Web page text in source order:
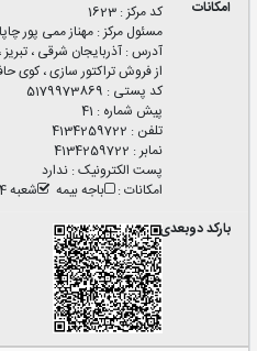
کد مرکز:
1623
مسئول مرکز:مهناز ممی پور
آدرس:آذربایجان شرقی ،
از فروش تراکتور سازی ، کوی
کد پستی :
5179973869
پیش شماره :
41
تلفن :
4134259722
نمابر:
4134259722
پست الکترونیک:ندارد
امکانات: باجه بیمه شعبه 24 ساعته